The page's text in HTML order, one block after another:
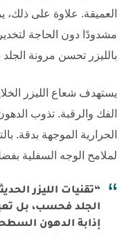
العميقة. علاوة على ذلك،
مشدودًا دون الحاجة
بالليزر تحسن مرونة الجلد
يستهدف شعاع الليزر
الفك والرقبة. تذوب
الحرارية الموجهة بدقة.
لملامح الوجه السفلية
“تقنيات الليزر
الجلد فحسب، بل
إذابة الدهون